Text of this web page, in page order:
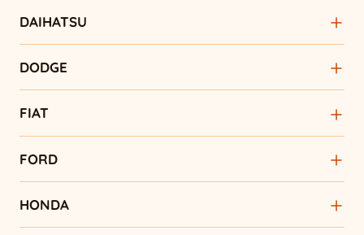
DAIHATSU
DODGE
FIAT
FORD
HONDA